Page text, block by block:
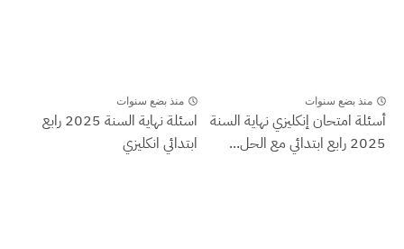
منذ بضع سنوات
أسئلة امتحان إنكليزي نهاية السنة
2025 رابع ابتدائي مع الحل...
منذ بضع سنوات
اسئلة نهاية السنة 2025 رابع
ابتدائي انكليزي